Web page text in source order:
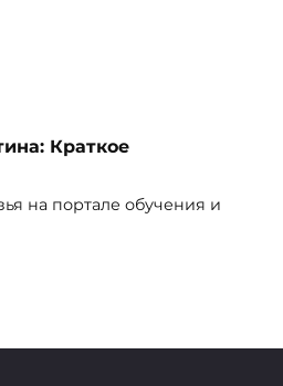
Краткое
на портале обучения и